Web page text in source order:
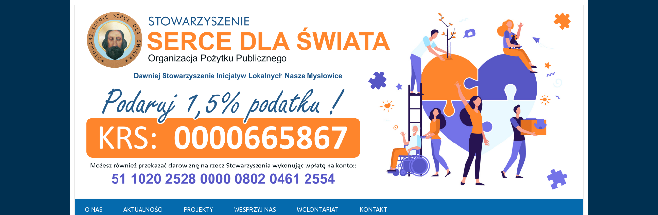
Skip to content
O NAS AKTUALNOŚCI PROJEKTY WESPRZYJ NAS WOLONTARIAT KONTAKT